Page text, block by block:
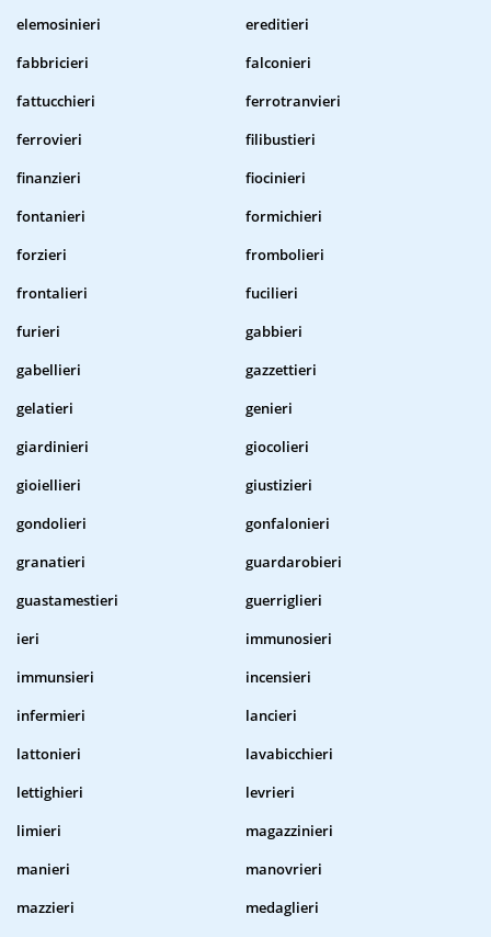
elemosinieri
ereditieri
fabbricieri
falconieri
fattucchieri
ferrotranvieri
ferrovieri
filibustieri
finanzieri
fiocinieri
fontanieri
formichieri
forzieri
frombolieri
frontalieri
fucilieri
furieri
gabbieri
gabellieri
gazzettieri
gelatieri
genieri
giardinieri
giocolieri
gioiellieri
giustizieri
gondolieri
gonfalonieri
granatieri
guardarobieri
guastamestieri
guerriglieri
ieri
immunosieri
immunsieri
incensieri
infermieri
lancieri
lattonieri
lavabicchieri
lettighieri
levrieri
limieri
magazzinieri
manieri
manovrieri
mazzieri
medaglieri